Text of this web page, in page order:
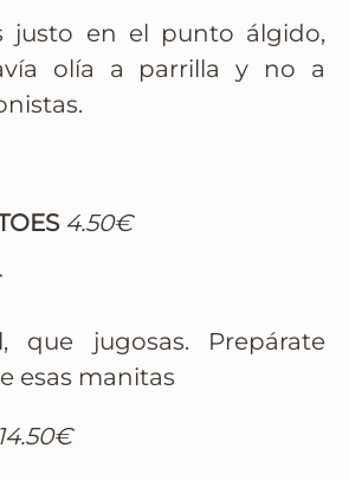
justo en el punto álgido,
olía a parrilla y no a
4.50€
que jugosas. Prepárate
esas manitas
14.50€